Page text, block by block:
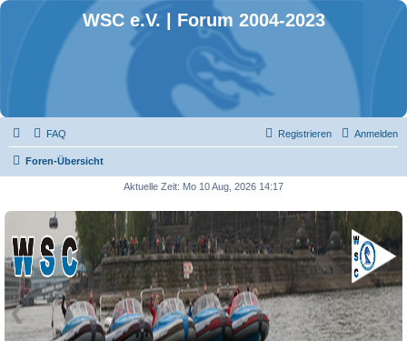
WSC e.V. | Forum 2004-2023
FAQ Anmelden
Registrieren
Foren-Übersicht
Aktuelle Zeit: Mo 10 Aug, 2026 14:17
❮ ❯